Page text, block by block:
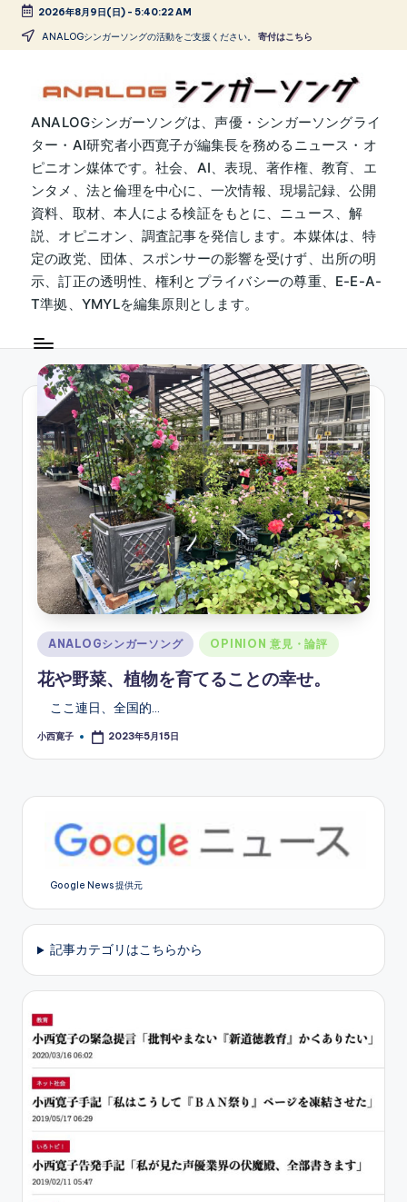
Skip
2026年8月9日(日)- 5:40:23 AM
ANALOGシンガーソングの活動をご支援ください。 寄付はこちら
A
N
A
L
O
G
シ
ン
ガ
ー
ソ
ン
グ
ANALOGシンガーソングは、声優・シンガーソングライ
ター・AI研究者小西寛子が編集長を務めるニュース・オ
ピニオン媒体です。社会、AI、表現、著作権、教育、エ
ンタメ、法と倫理を中心に、一次情報、現場記録、公開
資料、取材、本人による検証をもとに、ニュース、解
説、オピニオン、調査記事を発信します。本媒体は、特
定の政党、団体、スポンサーの影響を受けず、出所の明
示、訂正の透明性、権利とプライバシーの尊重、E-E-A-
T準拠、YMYLを編集原則とします。
Posted
in
ANALOGシンガーソング OPINION 意見・論評
花や野菜、植物を育てることの幸せ。
ここ連日、全国的…
Posted
小西寛子 2023年5月15日
Google News 提供元
記事カテゴリはこちらから